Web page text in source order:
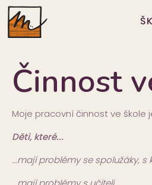
Činnost
Moje pracovní činnost ve
Děti, které...
...mají problémy se spolužáky, s